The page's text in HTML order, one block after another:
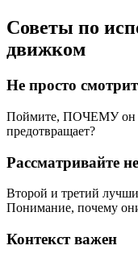
Советы по
движком
Не просто
Поймите, ПОЧЕМУ он
предотвращает?
Рассматривайте
Второй и третий
Понимание, почему
Контекст важен